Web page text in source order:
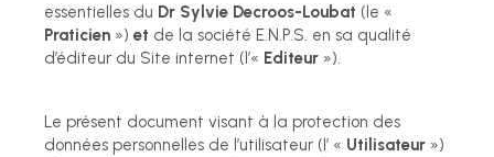
essentielles du Dr Sylvie Decroos-Loubat (le «
Praticien ») et de la société E.N.P.S. en sa qualité
d’éditeur du Site internet (l’« Editeur »).
Le présent document visant à la protection des
données personnelles de l’utilisateur (l’ « Utilisateur »)